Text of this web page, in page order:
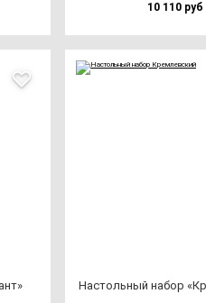
10 110 руб
Нас­толь­ный на­бор